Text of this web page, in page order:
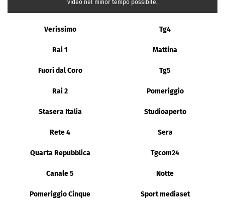
video nel minor tempo possibile.
Verissimo Tg4
Rai 1 Mattina
Fuori dal Coro Tg5
Rai 2 Pomeriggio
Stasera Italia Studioaperto
Rete 4 Sera
Quarta Repubblica Tgcom24
Canale 5 Notte
Pomeriggio Cinque Sport mediaset